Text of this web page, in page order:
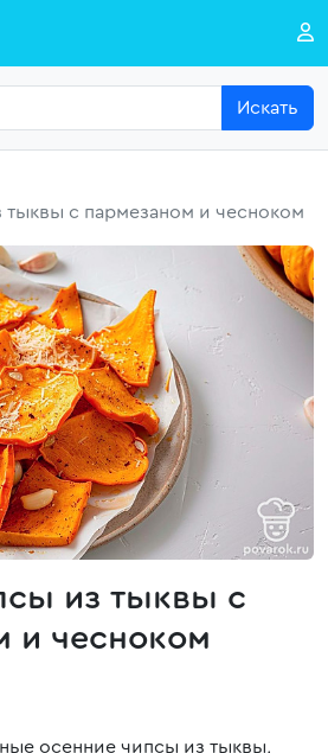
Искать
с пармезаном и чесноком
из тыквы с
и чесноком
осенние чипсы из тыквы,